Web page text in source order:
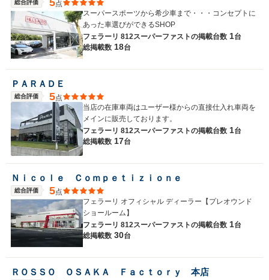
総合評価
点
スーパースポーツから希少車まで・・・コンセプトに
あった車選びができるSHOP
フェラーリ 812スーパーファストの掲載台数 1台
総掲載数 18台
ＰＡＲＡＤＥ
総合評価 5点
当店の在庫車両はユーザー様からの直接仕入れ車両を
メインに販売しております。
フェラーリ 812スーパーファストの掲載台数 1台
総掲載数 17台
Ｎｉｃｏｌｅ Ｃｏｍｐｅｔｉｚｉｏｎｅ
総合評価 5点
フェラーリ オフィシャル ディーラー【プレオウンド
ショールーム】
フェラーリ 812スーパーファストの掲載台数 1台
総掲載数 30台
ＲＯＳＳＯ ＯＳＡＫＡ Ｆａｃｔｏｒｙ 本店